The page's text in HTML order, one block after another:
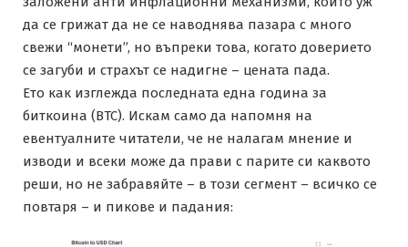
да се грижат да не се наводнява пазара с много
свежи “монети”, но въпреки това, когато доверието
се загуби и страхът се надигне – цената пада.
Ето как изглежда последната една година за
биткоина (BTC). Искам само да напомня на
евентуалните читатели, че не налагам мнение и
изводи и всеки може да прави с парите си каквото
реши, но не забравяйте – в този сегмент – всичко се
повтаря – и пикове и падания: